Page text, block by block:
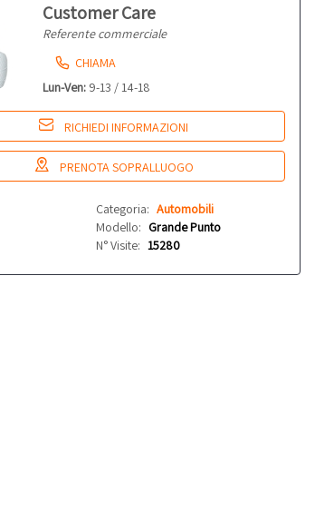
Customer Care
Referente commerciale
CHIAMA
Lun-Ven: 9-13 / 14-18
RICHIEDI INFORMAZIONI
PRENOTA SOPRALLUOGO
Categoria: Automobili
Modello: Grande Punto
N° Visite: 15280